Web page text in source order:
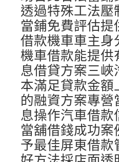
透過特殊工法
當鋪免費評估
借款機車車主
機車借款能提
息借貸方案三
本滿足貸款金
的融資方案專
息操作汽車借
當舖借錢成功
予最佳屏東借